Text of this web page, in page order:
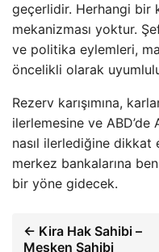
geçerlidir. Herhangi bir
mekanizması yoktur.
ve politika eylemleri,
öncelikli olarak
Rezerv karışımına,
ilerlemesine ve ABD’de
nasıl ilerlediğine
merkez bankalarına
bir yöne gidecek.
← Kira Hak Sahibi –
Mesken Sahibi